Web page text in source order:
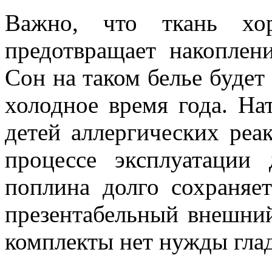
Важно, что ткань
предотвращает
Сон на таком белье
холодное время года.
детей аллергических
процессе
поплина долго
презентабельный
комплекты нет нужды